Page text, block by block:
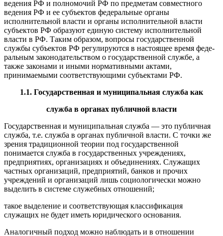
ведения РФ и полномочий РФ по предметам совместного
ведения РФ и ее субъектов феде­ральные органы
исполнительной власти и органы исполнитель­ной власти
субъектов РФ образуют единую систему исполни­тельной
власти в РФ. Таким образом, вопросы государственной
службы субъектов РФ регулируются в настоящее время феде­
ральным законодательством о государственной службе, а
также законами и иными нормативными актами,
принимаемыми соот­ветствующими субъектами РФ.
1.1. Государственная и муниципальная служба как
служба в органах публичной власти
Государственная и муниципальная служба — это публичная
служба, т.е. служба в органах публичной власти. С точки же
зрения традиционной теории под государственной
понимается служба в государственных учреждениях,
предприятиях, органи­зациях и объединениях. Служащих
частных организаций, пред­приятий, банков и прочих
учреждений и организаций лишь со­циологически можно
выделить в системе служебных отношений;
такое выделение и соответствующая классификация
служащих не будет иметь юридического основания.
Аналогичный подход можно наблюдать и в отношении